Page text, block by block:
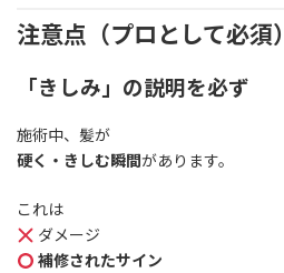
注意点（プロとして必須）
「きしみ」の説明を必ず
施術中、髪が
硬く・きしむ瞬間があります。
これは
ダメージ
補修されたサイン